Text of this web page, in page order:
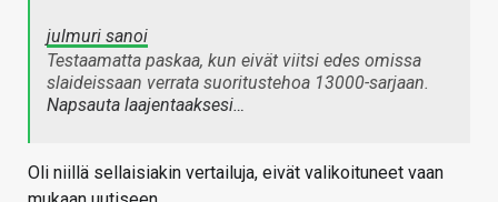
julmuri sanoi
Testaamatta paskaa, kun eivät viitsi edes omissa
slaideissaan verrata suoritustehoa 13000-sarjaan.
Napsauta laajentaaksesi…
Oli niillä sellaisiakin vertailuja, eivät valikoituneet vaan